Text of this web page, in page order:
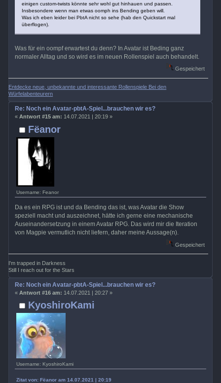
einigen custom-twists könnte sehr wohl gut hinhauen und passen.
Insbesondere wenn man etwas oomph ins Bending geben will.
Was ich eben leider bei PbtA nicht so sehe (hab den Quickstart mal
überflogen).
Was für ein oompf erwartest du denn? In Avatar ist Beding ganz
normaler Alltag und so wird es im neuen Rollenspiel auch behandelt.
Gespeichert
Entdecke neue, unbekannte und interessante Rollenspiele Bei den
Würfelabenteurern
Fëanor
Username: Feanor
Re: Noch ein Avatar-pbtA-Spiel...brauchen wir es?
« Antwort #15 am: 14.07.2021 | 20:19 »
Da es ein RPG ist und da Bending das ist, was Avatar die Show
speziell macht und auszeichnet, hätte ich gerne eine mechanische
Auseinandersetzung in einem Avatar RPG. Das wird mir die Iteration
von Magpie vermutlich nicht liefern, daher meine Aussage(n).
Gespeichert
I'm trapped in Darkness
Still I reach out for the Stars
KyoshiroKami
Username: KyoshiroKami
Re: Noch ein Avatar-pbtA-Spiel...brauchen wir es?
« Antwort #16 am: 14.07.2021 | 20:27 »
Zitat von: Fëanor am 14.07.2021 | 20:19